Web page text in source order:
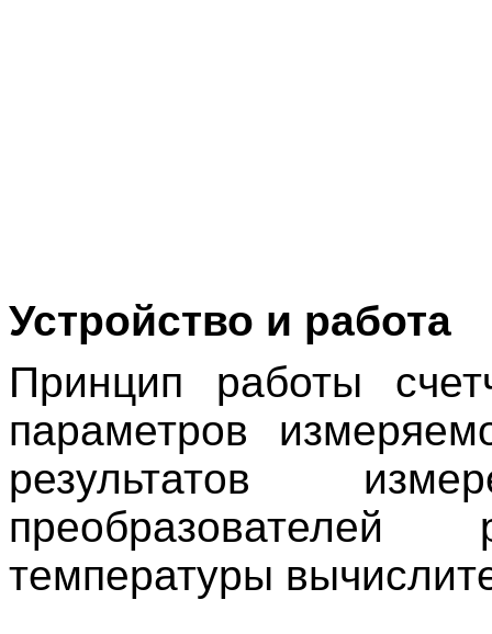
Устройство и работа
Принцип работы
параметров
результатов
температуры